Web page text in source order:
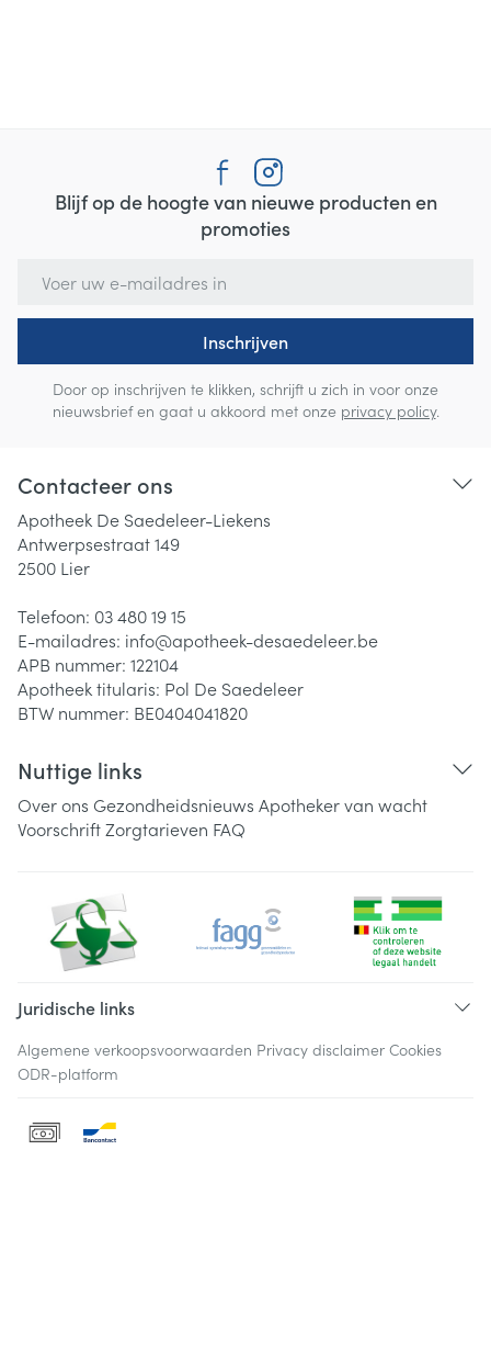
Blijf op de hoogte van nieuwe producten en
promoties
Inschrijven
Door op inschrijven te klikken, schrijft u zich in voor onze
nieuwsbrief en gaat u akkoord met onze privacy policy.
Contacteer ons
Apotheek De Saedeleer-Liekens
Antwerpsestraat 149
2500 Lier
Telefoon: 03 480 19 15
E-mailadres: info@apotheek-desaedeleer.be
APB nummer: 122104
Apotheek titularis: Pol De Saedeleer
BTW nummer: BE0404041820
Nuttige links
Over ons Gezondheidsnieuws Apotheker van wacht
VoorschriftZorgtarieven FAQ
Juridische links
Algemene verkoopsvoorwaarden Privacy disclaimer Cookies
ODR-platform